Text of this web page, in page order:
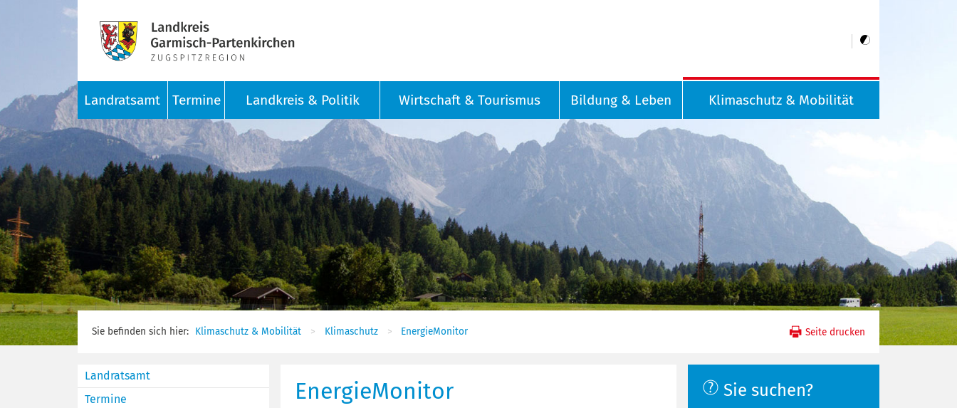
Landratsamt Termine Landkreis & Politik Wirtschaft & Tourismus Bildung & Leben Klimaschutz & Mobilität
Sie befinden sich hier: Klimaschutz & Mobilität Klimaschutz EnergieMonitor Seite drucken
Landratsamt
Termine
EnergieMonitor Sie suchen?